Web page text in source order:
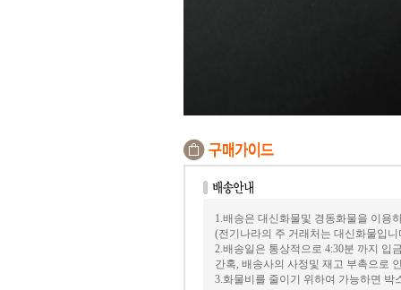
1.배송은 대신화물및 경동화물을 이용
(전기나라의 주 거래처는 대신화물입니
2.배송일은 통상적으로 4:30분 까지 입
간혹, 배송사의 사정및 재고 부촉으로
3.화물비를 줄이기 위하여 가능하면 박